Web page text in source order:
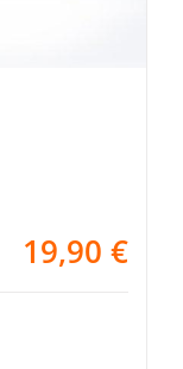
19,90 €